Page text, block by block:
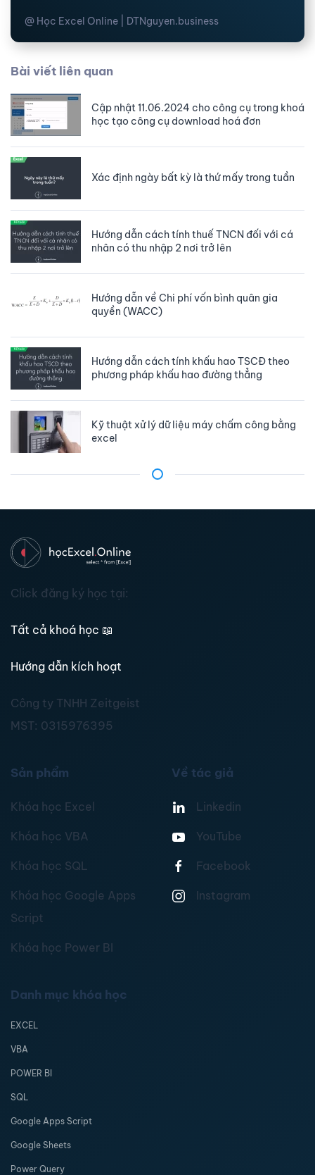
@ Học Excel Online | DTNguyen.business
Bài viết liên quan
Cập nhật 11.06.2024 cho công cụ trong khoá
học tạo công cụ download hoá đơn
Xác định ngày bất kỳ là thứ mấy trong tuần
Hướng dẫn cách tính thuế TNCN đối với cá
nhân có thu nhập 2 nơi trở lên
Hướng dẫn về Chi phí vốn bình quân gia
quyền (WACC)
Hướng dẫn cách tính khấu hao TSCĐ theo
phương pháp khấu hao đường thẳng
Kỹ thuật xử lý dữ liệu máy chấm công bằng
excel
Click đăng ký học tại:
Tất cả khoá học 📖
Hướng dẫn kích hoạt
Công ty TNHH Zeitgeist
MST: 0315976395
Sản phẩm
Khóa học Excel
Khóa học VBA
Khóa học SQL
Khóa học Google Apps
Script
Khóa học Power BI
Về tác giả
Linkedin
YouTube
Facebook
Instagram
Danh mục khóa học
EXCEL
VBA
POWER BI
SQL
Google Apps Script
Google Sheets
Power Query